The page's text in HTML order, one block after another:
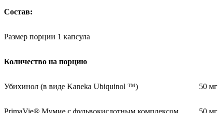
Состав:
Размер порции 1 капсула
Количество на порцию
Убихинол (в виде Kaneka Ubiquinol ™) 50 мг